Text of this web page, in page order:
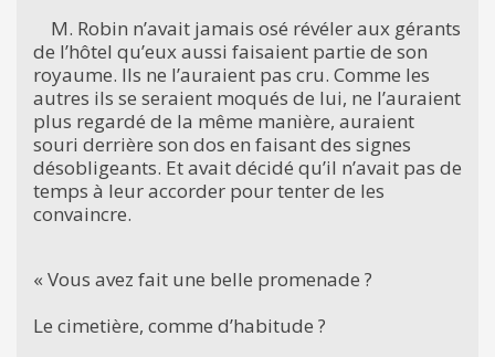
M. Robin n’avait jamais osé révéler aux gérants
de l’hôtel qu’eux aussi faisaient partie de son
royaume. Ils ne l’auraient pas cru. Comme les
autres ils se seraient moqués de lui, ne l’auraient
plus regardé de la même manière, auraient
souri derrière son dos en faisant des signes
désobligeants. Et avait décidé qu’il n’avait pas de
temps à leur accorder pour tenter de les
convaincre.
« Vous avez fait une belle promenade ?
Le cimetière, comme d’habitude ?